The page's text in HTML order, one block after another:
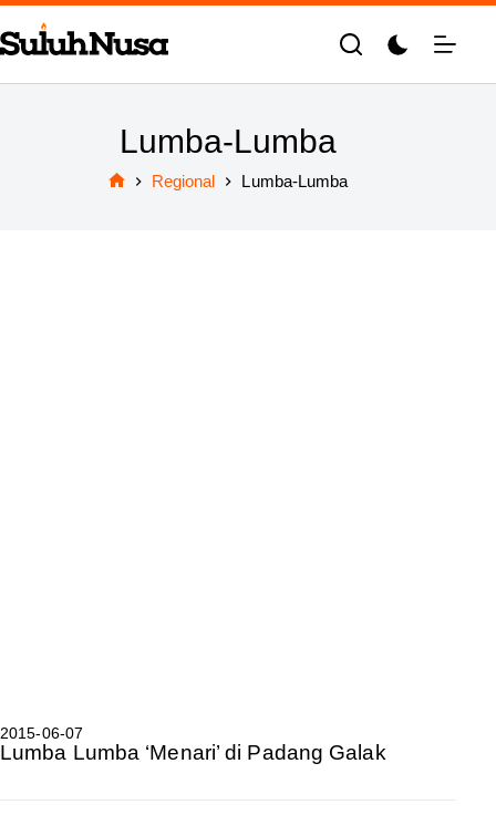
Skip
to
content
Lumba-Lumba
Regional Lumba-Lumba
2015-06-07
Lumba Lumba ‘Menari’ di Padang Galak